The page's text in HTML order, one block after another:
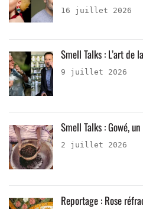
16 juillet 2026
Smell Talks : L’art de
9 juillet 2026
Smell Talks : Gowé,
2 juillet 2026
Reportage : Rose